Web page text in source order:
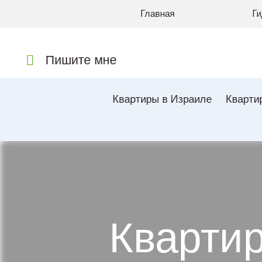
Главная
Пишите мне
Квартиры в Израиле